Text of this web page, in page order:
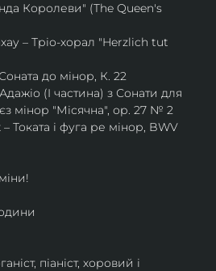
Королеви" (The Queen's
– Тріо-хорал "Herzlich tut
до мінор, К. 22
(I частина) з Сонати для
мінор "Місячна", ор. 27 № 2
Токата і фуга ре мінор, BWV
піаніст, хоровий і